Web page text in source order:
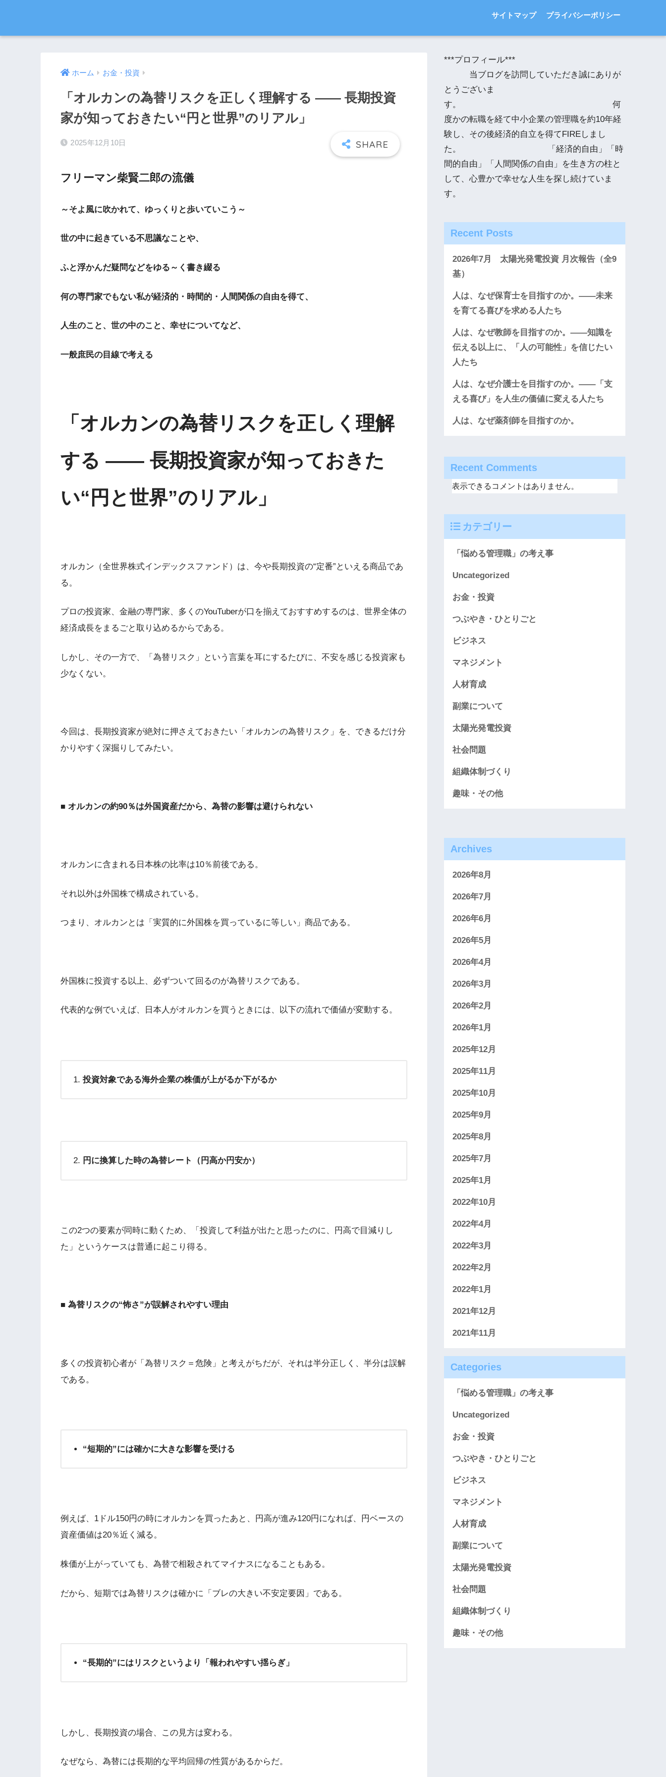
サイトマップ プライバシーポリシー
ホーム お金・投資
「オルカンの為替リスクを正しく理解する —— 長期投資
家が知っておきたい“円と世界”のリアル」
2025年12月10日
フリーマン柴賢二郎の流儀
～そよ風に吹かれて、ゆっくりと歩いていこう～
世の中に起きている不思議なことや、
ふと浮かんだ疑問などをゆる～く書き綴る
何の専門家でもない私が経済的・時間的・人間関係の自由を得て、
人生のこと、世の中のこと、幸せについてなど、
一般庶民の目線で考える
「オルカンの為替リスクを正しく理解
する —— 長期投資家が知っておきた
い“円と世界”のリアル」
オルカン（全世界株式インデックスファンド）は、今や長期投資の“定番”といえる商品であ
る。
プロの投資家、金融の専門家、多くのYouTuberが口を揃えておすすめするのは、世界全体の
経済成長をまるごと取り込めるからである。
しかし、その一方で、「為替リスク」という言葉を耳にするたびに、不安を感じる投資家も
少なくない。
今回は、長期投資家が絶対に押さえておきたい「オルカンの為替リスク」を、できるだけ分
かりやすく深掘りしてみたい。
■ オルカンの約90％は外国資産だから、為替の影響は避けられない
オルカンに含まれる日本株の比率は10％前後である。
それ以外は外国株で構成されている。
つまり、オルカンとは「実質的に外国株を買っているに等しい」商品である。
外国株に投資する以上、必ずついて回るのが為替リスクである。
代表的な例でいえば、日本人がオルカンを買うときには、以下の流れで価値が変動する。
投資対象である海外企業の株価が上がるか下がるか
円に換算した時の為替レート（円高か円安か）
この2つの要素が同時に動くため、「投資して利益が出たと思ったのに、円高で目減りし
た」というケースは普通に起こり得る。
■ 為替リスクの“怖さ”が誤解されやすい理由
多くの投資初心者が「為替リスク＝危険」と考えがちだが、それは半分正しく、半分は誤解
である。
“短期的”には確かに大きな影響を受ける
例えば、1ドル150円の時にオルカンを買ったあと、円高が進み120円になれば、円ベースの
資産価値は20％近く減る。
株価が上がっていても、為替で相殺されてマイナスになることもある。
だから、短期では為替リスクは確かに「ブレの大きい不安定要因」である。
“長期的”にはリスクというより「報われやすい揺らぎ」
しかし、長期投資の場合、この見方は変わる。
なぜなら、為替には長期的な平均回帰の性質があるからだ。
***プロフィール***
当ブログを訪問していただき誠にありが
とうございま
す。 何
度かの転職を経て中小企業の管理職を約10年経
験し、その後経済的自立を得てFIREしまし
た。 「経済的自由」「時
間的自由」「人間関係の自由」を生き方の柱と
して、心豊かで幸せな人生を探し続けていま
す。
Recent Posts
2026年7月 太陽光発電投資 月次報告（全9
基）
人は、なぜ保育士を目指すのか。――未来
を育てる喜びを求める人たち
人は、なぜ教師を目指すのか。――知識を
伝える以上に、「人の可能性」を信じたい
人たち
人は、なぜ介護士を目指すのか。――「支
える喜び」を人生の価値に変える人たち
人は、なぜ薬剤師を目指すのか。
Recent Comments
表示できるコメントはありません。
カテゴリー
「悩める管理職」の考え事
Uncategorized
お金・投資
つぶやき・ひとりごと
ビジネス
マネジメント
人材育成
副業について
太陽光発電投資
社会問題
組織体制づくり
趣味・その他
Archives
2026年8月
2026年7月
2026年6月
2026年5月
2026年4月
2026年3月
2026年2月
2026年1月
2025年12月
2025年11月
2025年10月
2025年9月
2025年8月
2025年7月
2025年1月
2022年10月
2022年4月
2022年3月
2022年2月
2022年1月
2021年12月
2021年11月
Categories
「悩める管理職」の考え事
Uncategorized
お金・投資
つぶやき・ひとりごと
ビジネス
マネジメント
人材育成
副業について
太陽光発電投資
社会問題
組織体制づくり
趣味・その他